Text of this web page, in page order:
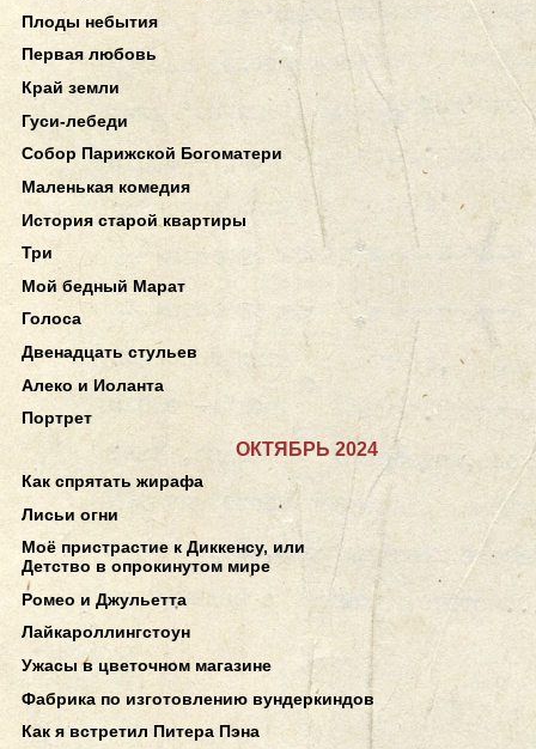
Плоды небытия
Первая любовь
Край земли
Гуси-лебеди
Собор Парижской Богоматери
Маленькая комедия
История старой квартиры
Три
Мой бедный Марат
Голоса
Двенадцать стульев
Алеко и Иоланта
Портрет
ОКТЯБРЬ 2024
Как спрятать жирафа
Лисьи огни
Моё пристрастие к Диккенсу, или
Детство в опрокинутом мире
Ромео и Джульетта
Лайкароллингстоун
Ужасы в цветочном магазине
Фабрика по изготовлению вундеркиндов
Как я встретил Питера Пэна